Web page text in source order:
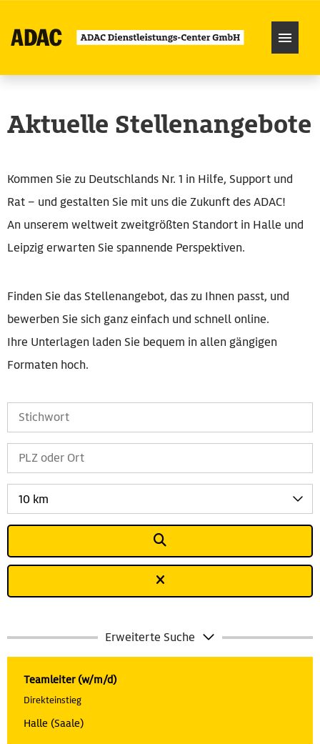
Über uns
Aktuelle Stellenangebote
Kommen Sie zu Deutschlands Nr. 1 in Hilfe, Support und
Rat – und gestalten Sie mit uns die Zukunft des ADAC!
An unserem weltweit zweitgrößten Standort in Halle und
Leipzig erwarten Sie spannende Perspektiven.
Finden Sie das Stellenangebot, das zu Ihnen passt, und
bewerben Sie sich ganz einfach und schnell online.
Ihre Unterlagen laden Sie bequem in allen gängigen
Formaten hoch.
10 km
Erweiterte Suche
Teamleiter (w/m/d)
Direkteinstieg
Halle (Saale)